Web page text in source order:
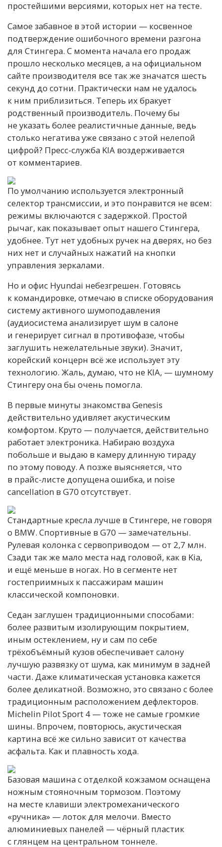
простейшими версиями, которых нет на тесте.
Самое забавное в этой истории — косвенное
подтверждение ошибочного времени разгона
для Стингера. С момента начала его продаж
прошло несколько месяцев, а на официальном
сайте производителя все так же значатся шесть
секунд до сотни. Практически нам не удалось
к ним приблизиться. Теперь их бракует
родственный производитель. Почему бы
не указать более реалистичные данные, ведь
столько негатива уже связано с этой нелепой
цифрой? Пресс-служба KIA воздерживается
от комментариев.
По умолчанию используется электронный
селектор трансмиссии, и это понравится не всем:
режимы включаются с задержкой. Простой
рычаг, как показывает опыт нашего Стингера,
удобнее. Тут нет удобных ручек на дверях, но без
них нет и случайных нажатий на кнопки
управления зеркалами.
Но и офис Hyundai небезгрешен. Готовясь
к командировке, отмечаю в списке оборудования
систему активного шумоподавления
(аудиосистема анализирует шум в салоне
и генерирует сигнал в противофазе, чтобы
заглушить нежелательные звуки). Значит,
корейский концерн всё же использует эту
технологию. Жаль, думаю, что не KIA, — шумному
Стингеру она бы очень помогла.
В первые минуты знакомства Genesis
действительно удивляет акустическим
комфортом. Круто — получается, действительно
работает электроника. Набираю воздуха
побольше и выдаю в камеру длинную тираду
по этому поводу. А позже выясняется, что
в прайс-листе допущена ошибка, и noise
cancellation в G70 отсутствует.
Стандартные кресла лучше в Стингере, не говоря
о BMW. Спортивные в G70 — замечательны.
Рулевая колонка с сервоприводом — от 2,7 млн.
Сзади так же мало места над головой, как в Kia,
и ещё меньше в ногах. Но в сегменте нет
гостеприимных к пассажирам машин
классической компоновки.
Седан заглушен традиционными способами:
более развитым изолирующим покрытием,
иным остеклением, ну и сам по себе
трёхобъёмный кузов обеспечивает салону
лучшую развязку от шума, как минимум в задней
части. Даже климатическая установка кажется
более деликатной. Возможно, это связано с более
традиционным расположением дефлекторов.
Michelin Pilot Sport 4 — тоже не самые громкие
шины. Впрочем, повторюсь, акустическая
картина всё же сильно зависит от качества
асфальта. Как и плавность хода.
Базовая машина с отделкой кожзамом оснащена
ножным стояночным тормозом. Поэтому
на месте клавиши электромеханического
«ручника» — лоток для мелочи. Вместо
алюминиевых панелей — чёрный пластик
с глянцем на центральном тоннеле.